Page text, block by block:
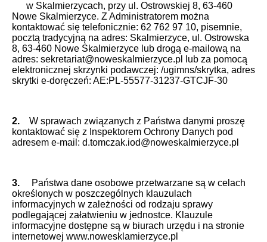
w Skalmierzycach, przy ul. Ostrowskiej 8, 63-460
Nowe Skalmierzyce. Z Administratorem można
kontaktować się telefonicznie: 62 762 97 10, pisemnie,
pocztą tradycyjną na adres: Skalmierzyce, ul. Ostrowska
8, 63-460 Nowe Skalmierzyce lub drogą e-mailową na
adres: sekretariat@noweskalmierzyce.pl lub za pomocą
elektronicznej skrzynki podawczej: /ugimns/skrytka, adres
skrytki e-doręczeń: AE:PL-55577-31237-GTCJF-30
2. W sprawach związanych z Państwa danymi proszę
kontaktować się z Inspektorem Ochrony Danych pod
adresem e-mail: d.tomczak.iod@noweskalmierzyce.pl
3.
Państwa dane osobowe przetwarzane są w celach
określonych w poszczególnych klauzulach
informacyjnych w zależności od rodzaju sprawy
podlegającej załatwieniu w jednostce. Klauzule
informacyjne dostępne są w biurach urzędu i na stronie
internetowej www.nowesklamierzyce.pl